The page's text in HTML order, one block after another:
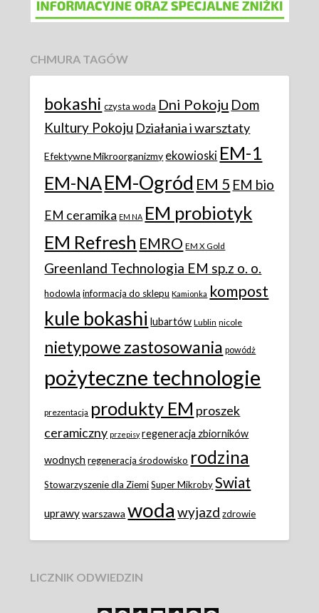
CHMURA TAGÓW
bokashi czysta woda Dni Pokoju Dom
Kultury Pokoju Działania i warsztaty
Efektywne Mikroorganizmy ekowioski EM-1
EM-NAEM-Ogród EM 5 EM bio
EM ceramika EM NA EM probiotyk
EM Refresh EMRO EM X Gold
Greenland Technologia EM sp.z o. o.
hodowla informacja do sklepu Kamionka kompost
kule bokashi lubartów Lublin nicole
nietypowe zastosowania powódż
pożyteczne technologie
prezentacja produkty EM proszek
ceramiczny przepisy regeneracja zbiorników
wodnych regeneracja środowisko rodzina
Stowarzyszenie dla Ziemi Super Mikroby Swiat
uprawy warszawa woda wyjazd zdrowie
LICZNIK ODWIEDZIN